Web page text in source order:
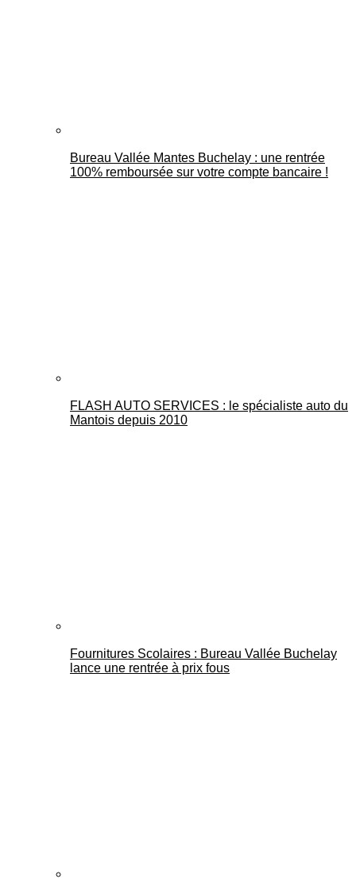
Bureau Vallée Mantes Buchelay : une rentrée
100% remboursée sur votre compte bancaire !
FLASH AUTO SERVICES : le spécialiste auto du
Mantois depuis 2010
Fournitures Scolaires : Bureau Vallée Buchelay
lance une rentrée à prix fous